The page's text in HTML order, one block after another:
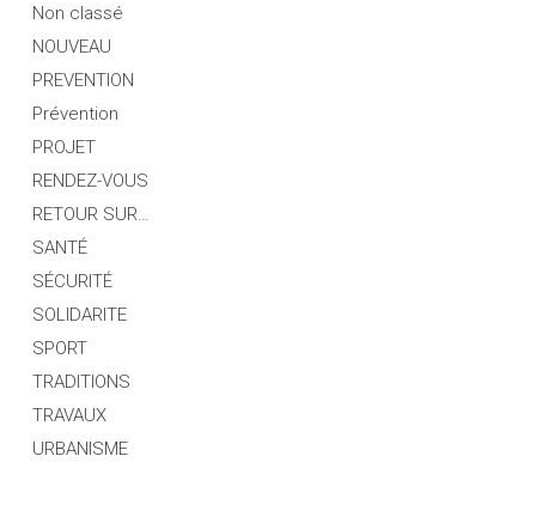
Non classé
NOUVEAU
PREVENTION
Prévention
PROJET
RENDEZ-VOUS
RETOUR SUR…
SANTÉ
SÉCURITÉ
SOLIDARITE
SPORT
TRADITIONS
TRAVAUX
URBANISME